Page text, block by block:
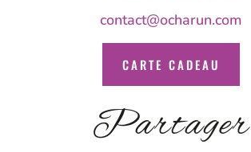
contact@ocharun.com
CARTE CADEAU
Partager